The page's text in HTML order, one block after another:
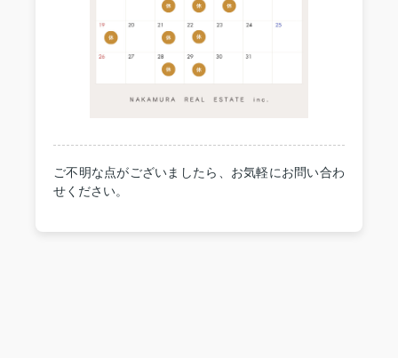
ご不明な点がございましたら、お気軽にお問い合わ
せください。